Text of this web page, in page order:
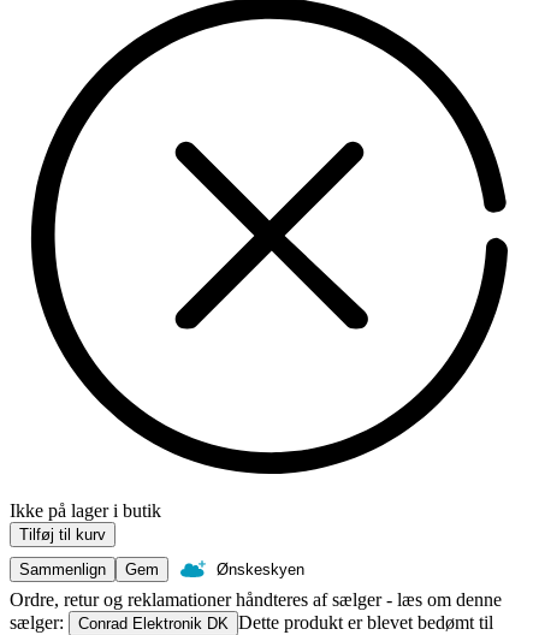
Ikke på lager i butik
Tilføj til kurv
Sammenlign
Gem Ønskeskyen
Ordre, retur og reklamationer håndteres af sælger - læs om denne
sælger:
Conrad Elektronik DK Dette produkt er blevet bedømt til